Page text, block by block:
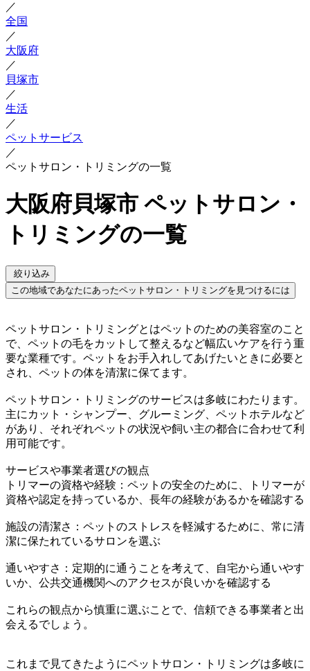
／
全国
／
大阪府
／
貝塚市
／
生活
／
ペットサービス
／
ペットサロン・トリミングの一覧
大阪府貝塚市 ペットサロン・
トリミングの一覧
絞り込み
この地域であなたにあったペットサロン・トリミングを見つけるには
ペットサロン・トリミングとはペットのための美容室のこと
で、ペットの毛をカットして整えるなど幅広いケアを行う重
要な業種です。ペットをお手入れしてあげたいときに必要と
され、ペットの体を清潔に保てます。
ペットサロン・トリミングのサービスは多岐にわたります。
主にカット・シャンプー、グルーミング、ペットホテルなど
があり、それぞれペットの状況や飼い主の都合に合わせて利
用可能です。
サービスや事業者選びの観点
トリマーの資格や経験：ペットの安全のために、トリマーが
資格や認定を持っているか、長年の経験があるかを確認する
施設の清潔さ：ペットのストレスを軽減するために、常に清
潔に保たれているサロンを選ぶ
通いやすさ：定期的に通うことを考えて、自宅から通いやす
いか、公共交通機関へのアクセスが良いかを確認する
これらの観点から慎重に選ぶことで、信頼できる事業者と出
会えるでしょう。
これまで見てきたようにペットサロン・トリミングは多岐に